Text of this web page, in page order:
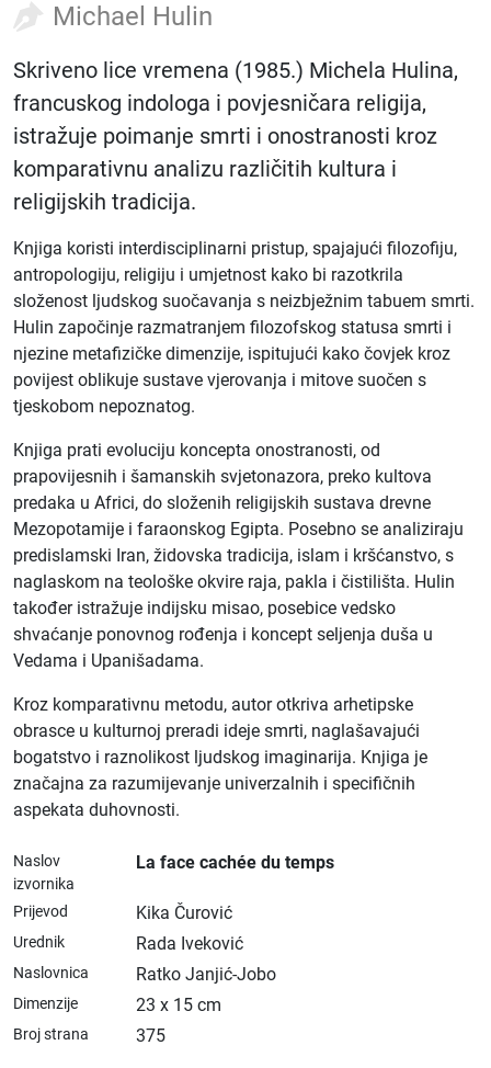
Michael Hulin
Skriveno lice vremena (1985.) Michela Hulina,
francuskog indologa i povjesničara religija,
istražuje poimanje smrti i onostranosti kroz
komparativnu analizu različitih kultura i
religijskih tradicija.
Knjiga koristi interdisciplinarni pristup, spajajući filozofiju,
antropologiju, religiju i umjetnost kako bi razotkrila
složenost ljudskog suočavanja s neizbježnim tabuem smrti.
Hulin započinje razmatranjem filozofskog statusa smrti i
njezine metafizičke dimenzije, ispitujući kako čovjek kroz
povijest oblikuje sustave vjerovanja i mitove suočen s
tjeskobom nepoznatog.
Knjiga prati evoluciju koncepta onostranosti, od
prapovijesnih i šamanskih svjetonazora, preko kultova
predaka u Africi, do složenih religijskih sustava drevne
Mezopotamije i faraonskog Egipta. Posebno se analiziraju
predislamski Iran, židovska tradicija, islam i kršćanstvo, s
naglaskom na teološke okvire raja, pakla i čistilišta. Hulin
također istražuje indijsku misao, posebice vedsko
shvaćanje ponovnog rođenja i koncept seljenja duša u
Vedama i Upanišadama.
Kroz komparativnu metodu, autor otkriva arhetipske
obrasce u kulturnoj preradi ideje smrti, naglašavajući
bogatstvo i raznolikost ljudskog imaginarija. Knjiga je
značajna za razumijevanje univerzalnih i specifičnih
aspekata duhovnosti.
Naslov
izvornika
La face cachée du temps
Prijevod Kika Čurović
Urednik Rada Iveković
Naslovnica Ratko Janjić-Jobo
Dimenzije 23 x 15 cm
Broj strana 375